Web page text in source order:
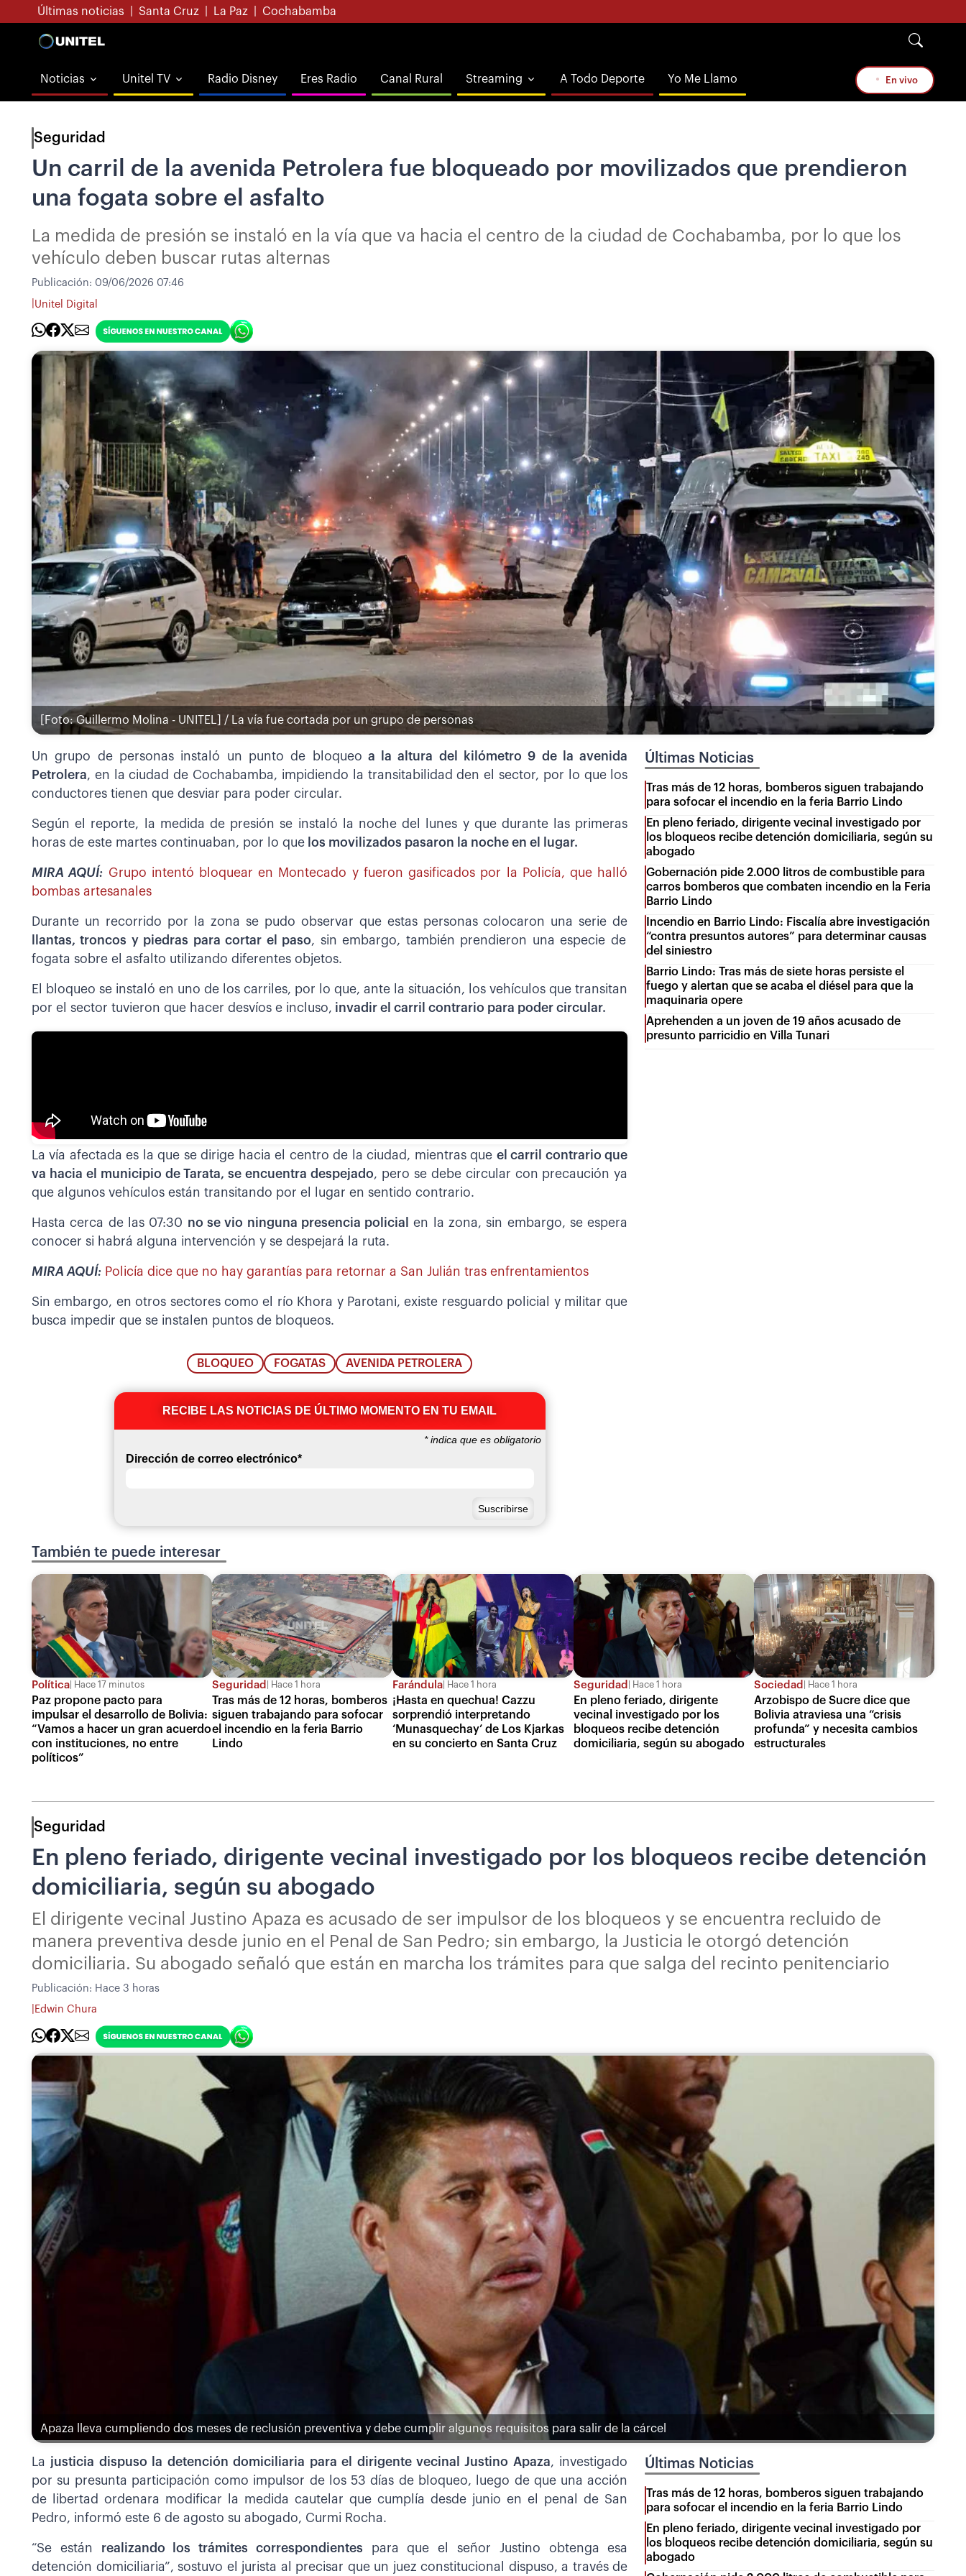
Últimas noticias Santa Cruz La Paz Cochabamba
Noticias Unitel TV Radio Disney Eres Radio Canal Rural Streaming A Todo Deporte Yo Me Llamo En vivo
Seguridad
Un carril de la avenida Petrolera fue bloqueado por movilizados que prendieron
una fogata sobre el asfalto
La medida de presión se instaló en la vía que va hacia el centro de la ciudad de Cochabamba, por lo que los
vehículo deben buscar rutas alternas
Publicación: 09/06/2026 07:46
Unitel Digital
[Foto: Guillermo Molina - UNITEL] / La vía fue cortada por un grupo de personas
Un grupo de personas instaló un punto de bloqueo a la altura del kilómetro 9 de la avenida
Petrolera, en la ciudad de Cochabamba, impidiendo la transitabilidad den el sector, por lo que los
conductores tienen que desviar para poder circular.
Según el reporte, la medida de presión se instaló la noche del lunes y que durante las primeras
horas de este martes continuaban, por lo que los movilizados pasaron la noche en el lugar.
MIRA AQUÍ: Grupo intentó bloquear en Montecado y fueron gasificados por la Policía, que halló
bombas artesanales
Durante un recorrido por la zona se pudo observar que estas personas colocaron una serie de
llantas, troncos y piedras para cortar el paso, sin embargo, también prendieron una especie de
fogata sobre el asfalto utilizando diferentes objetos.
El bloqueo se instaló en uno de los carriles, por lo que, ante la situación, los vehículos que transitan
por el sector tuvieron que hacer desvíos e incluso, invadir el carril contrario para poder circular.
La vía afectada es la que se dirige hacia el centro de la ciudad, mientras que el carril contrario que
va hacia el municipio de Tarata, se encuentra despejado, pero se debe circular con precaución ya
que algunos vehículos están transitando por el lugar en sentido contrario.
Hasta cerca de las 07:30 no se vio ninguna presencia policial
en la zona, sin embargo, se espera
conocer si habrá alguna intervención y se despejará la ruta.
MIRA AQUÍ: Policía dice que no hay garantías para retornar a San Julián tras enfrentamientos
Sin embargo, en otros sectores como el río Khora y Parotani, existe resguardo policial y militar que
busca impedir que se instalen puntos de bloqueos.
BLOQUEO FOGATAS AVENIDA PETROLERA
RECIBE LAS NOTICIAS DE ÚLTIMO MOMENTO EN TU EMAIL
*indica que es obligatorio
Dirección de correo electrónico*
Últimas Noticias
Tras más de 12 horas, bomberos siguen trabajando
para sofocar el incendio en la feria Barrio Lindo
En pleno feriado, dirigente vecinal investigado por
los bloqueos recibe detención domiciliaria, según su
abogado
Gobernación pide 2.000 litros de combustible para
carros bomberos que combaten incendio en la Feria
Barrio Lindo
Incendio en Barrio Lindo: Fiscalía abre investigación
“contra presuntos autores” para determinar causas
del siniestro
Barrio Lindo: Tras más de siete horas persiste el
fuego y alertan que se acaba el diésel para que la
maquinaria opere
Aprehenden a un joven de 19 años acusado de
presunto parricidio en Villa Tunari
También te puede interesar
Política Hace 17 minutos
Paz propone pacto para
impulsar el desarrollo de Bolivia:
“Vamos a hacer un gran acuerdo
con instituciones, no entre
políticos”
Seguridad Hace 1 hora
Tras más de 12 horas, bomberos
siguen trabajando para sofocar
el incendio en la feria Barrio
Lindo
Farándula Hace 1 hora
¡Hasta en quechua! Cazzu
sorprendió interpretando
‘Munasquechay’ de Los Kjarkas
en su concierto en Santa Cruz
Seguridad Hace 1 hora
En pleno feriado, dirigente
vecinal investigado por los
bloqueos recibe detención
domiciliaria, según su abogado
Sociedad Hace 1 hora
Arzobispo de Sucre dice que
Bolivia atraviesa una “crisis
profunda” y necesita cambios
estructurales
Seguridad
En pleno feriado, dirigente vecinal investigado por los bloqueos recibe detención
domiciliaria, según su abogado
El dirigente vecinal Justino Apaza es acusado de ser impulsor de los bloqueos y se encuentra recluido de
manera preventiva desde junio en el Penal de San Pedro; sin embargo, la Justicia le otorgó detención
domiciliaria. Su abogado señaló que están en marcha los trámites para que salga del recinto penitenciario
Publicación: Hace 3 horas
Edwin Chura
Apaza lleva cumpliendo dos meses de reclusión preventiva y debe cumplir algunos requisitos para salir de la cárcel
La justicia dispuso la detención domiciliaria para el dirigente vecinal Justino Apaza, investigado
por su presunta participación como impulsor de los 53 días de bloqueo, luego de que una acción
de libertad ordenara modificar la medida cautelar que cumplía desde junio en el penal de San
Pedro, informó este 6 de agosto su abogado, Curmi Rocha.
“Se están realizando los trámites correspondientes para que el señor Justino obtenga esa
detención domiciliaria”, sostuvo el jurista al precisar que un juez constitucional dispuso, a través de
Últimas Noticias
Tras más de 12 horas, bomberos siguen trabajando
para sofocar el incendio en la feria Barrio Lindo
En pleno feriado, dirigente vecinal investigado por
los bloqueos recibe detención domiciliaria, según su
abogado